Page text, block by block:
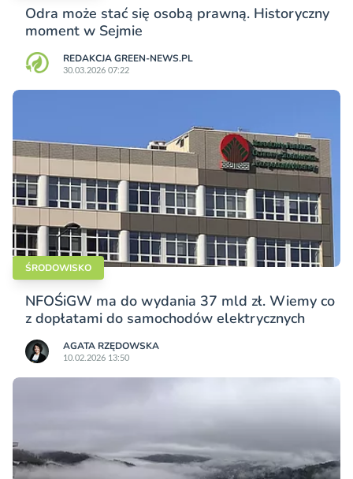
Odra może stać się osobą prawną. Historyczny
moment w Sejmie
REDAKCJA GREEN-NEWS.PL
30.03.2026 07:22
ŚRODOWISKO
NFOŚiGW ma do wydania 37 mld zł. Wiemy co
z dopłatami do samochodów elektrycznych
AGATA RZĘDOWSKA
10.02.2026 13:50